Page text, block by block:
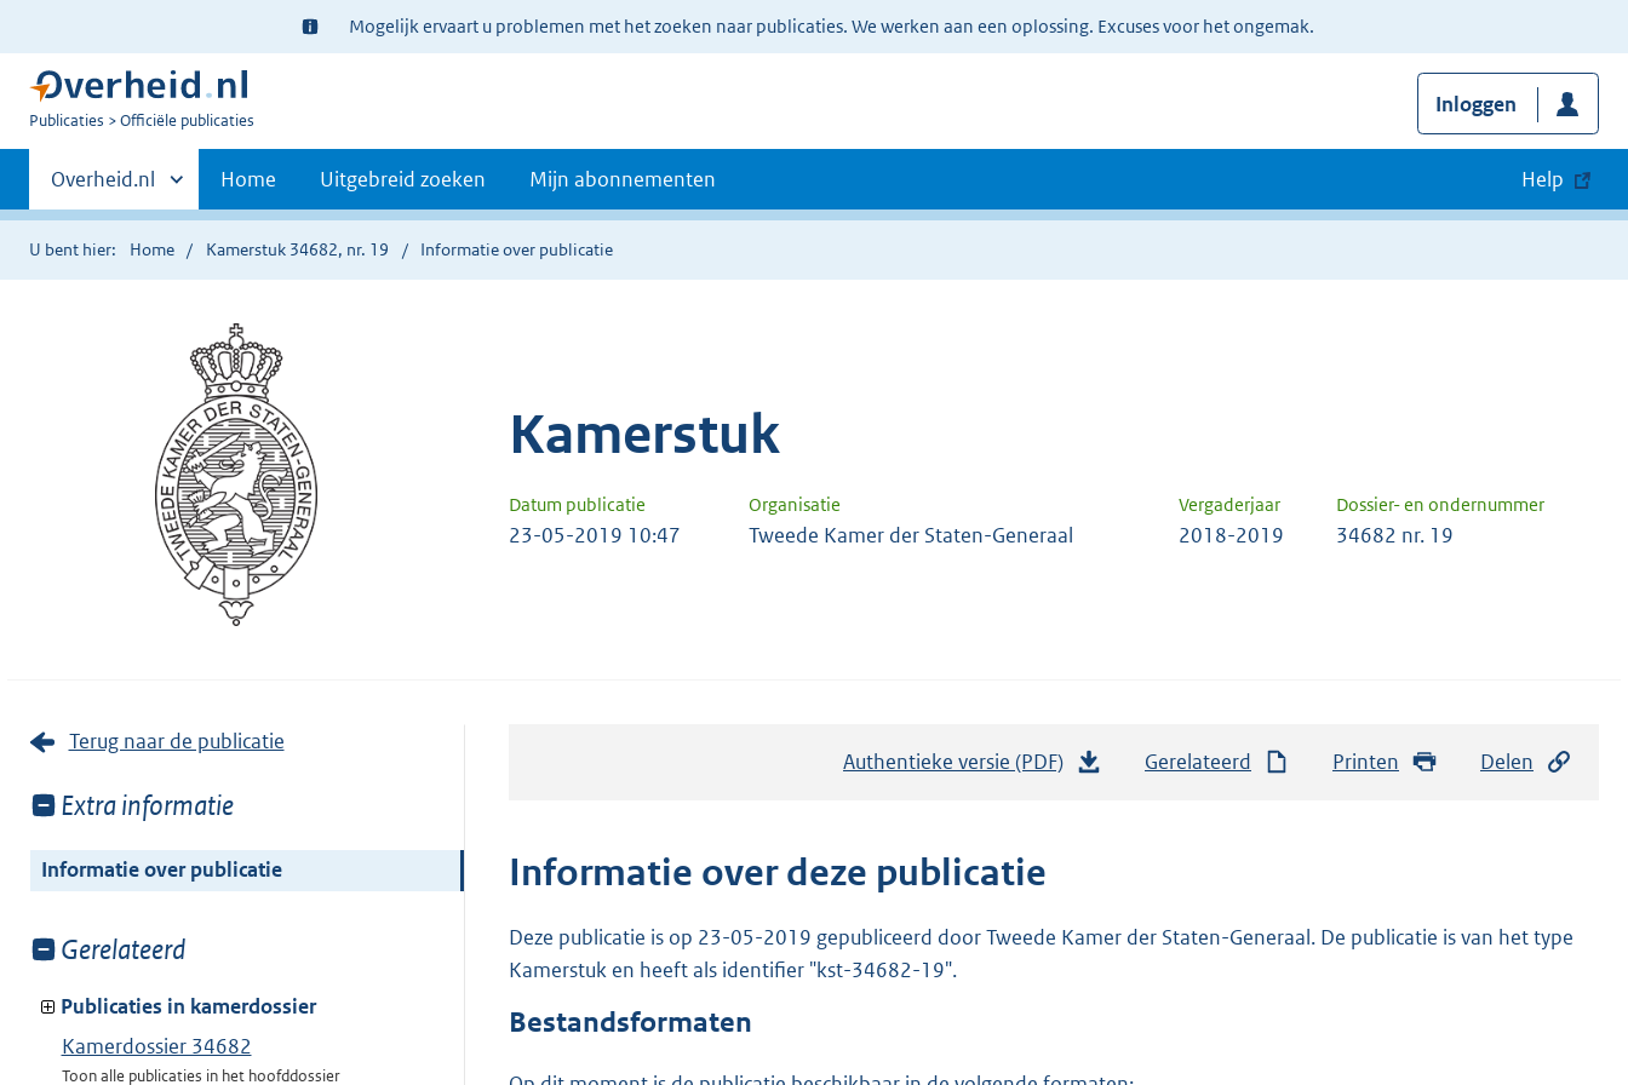
Ter
informatie:
Mogelijk ervaart u problemen met het zoeken naar publicaties. We werken aan een oplossing. Excuses voor het ongemak.
U
Publicaties Officiële publicaties
Inloggen
Primaire
navigatie
Andere
sites
binnen
Overheid.nl Home Uitgebreid zoeken Mijn abonnementen Help
U bent hier: Home Kamerstuk 34682, nr. 19 Informatie over publicatie
Kamerstuk
Datum publicatie Organisatie Vergaderjaar Dossier- en ondernummer
23-05-2019 10:47 Tweede Kamer der Staten-Generaal 2018-2019 34682 nr. 19
Terug naar de publicatie
Toon
van:
Extra informatie
Informatie over publicatie
Toon
van:
Gerelateerd
Publicaties in kamerdossier
Kamerdossier 34682
Toon alle publicaties in het hoofddossier
Authentieke versie (PDF)
n
Gerelateerd Printen Delen
Informatie over deze publicatie
Deze publicatie is op 23-05-2019 gepubliceerd door Tweede Kamer der Staten-Generaal. De publicatie is van het type
Kamerstuk en heeft als identifier "kst-34682-19".
Bestandsformaten